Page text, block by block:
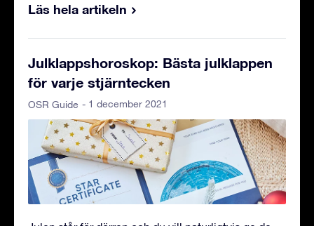
Läs hela artikeln
Julklappshoroskop: Bästa julklappen
för varje stjärntecken
OSR Guide - 1 december 2021